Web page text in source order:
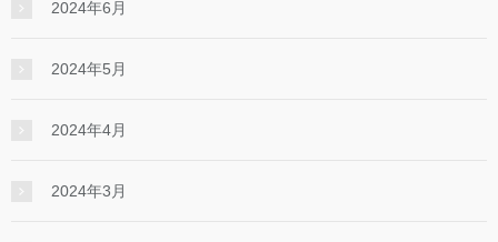
2024年6月
2024年5月
2024年4月
2024年3月